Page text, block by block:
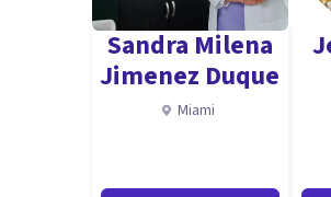
Sandra Milena
Jimenez Duque
Miami